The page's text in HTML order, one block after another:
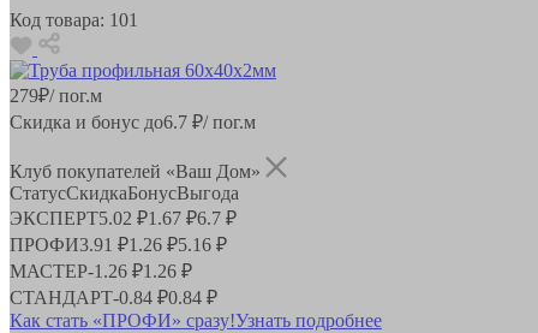
Код товара: 101
279₽/ пог.м
Скидка и бонус до6.7 ₽/ пог.м
Клуб покупателей «Ваш Дом»
СтатусСкидкаБонусВыгода
ЭКСПЕРТ5.02 ₽1.67 ₽6.7 ₽
ПРОФИ3.91 ₽1.26 ₽5.16 ₽
МАСТЕР-1.26 ₽1.26 ₽
СТАНДАРТ-0.84 ₽0.84 ₽
Как стать «ПРОФИ» сразу!Узнать подробнее